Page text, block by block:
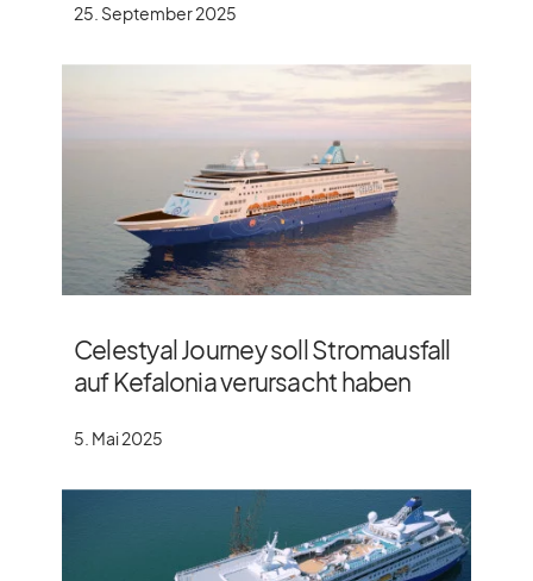
25. September 2025
Celestyal Journey soll Stromausfall
auf Kefalonia verursacht haben
5. Mai 2025